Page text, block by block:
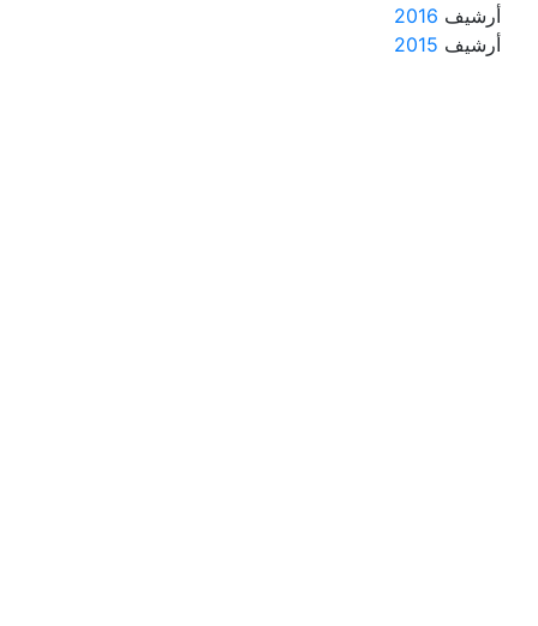
أرشيف 2016
أرشيف 2015